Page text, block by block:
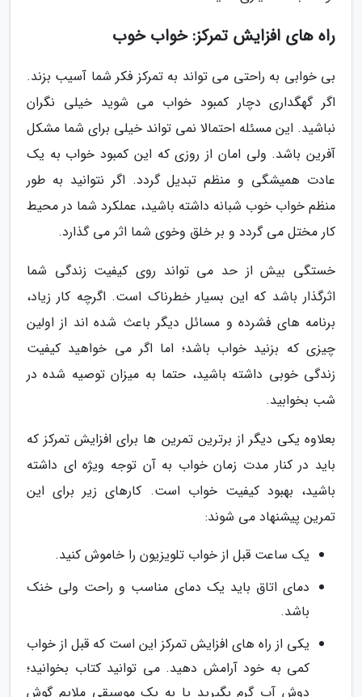
راه های افزایش تمرکز: خواب خوب
بی خوابی به راحتی می تواند به تمرکز فکر شما آسیب بزند.
اگر گهگداری دچار کمبود خواب می شوید خیلی نگران
نباشید. این مسئله احتمالا نمی تواند خیلی برای شما مشکل
آفرین باشد. ولی امان از روزی که این کمبود خواب به یک
عادت همیشگی و منظم تبدیل گردد. اگر نتوانید به طور
منظم خواب خوب شبانه داشته باشید، عملکرد شما در محیط
کار مختل می گردد و بر خلق وخوی شما اثر می گذارد.
خستگی بیش از حد می تواند روی کیفیت زندگی شما
اثرگذار باشد که این بسیار خطرناک است. اگرچه کار زیاد،
برنامه های فشرده و مسائل دیگر باعث شده اند از اولین
چیزی که بزنید خواب باشد؛ اما اگر می خواهید کیفیت
زندگی خوبی داشته باشید، حتما به میزان توصیه شده در
شب بخوابید.
بعلاوه یکی دیگر از برترین تمرین ها برای افزایش تمرکز که
باید در کنار مدت زمان خواب به آن توجه ویژه ای داشته
باشید، بهبود کیفیت خواب است. کارهای زیر برای این
تمرین پیشنهاد می شوند:
یک ساعت قبل از خواب تلویزیون را خاموش کنید.
دمای اتاق باید یک دمای مناسب و راحت ولی خنک
باشد.
یکی از راه های افزایش تمرکز این است که قبل از خواب
کمی به خود آرامش دهید. می توانید کتاب بخوانید؛
دوش آب گرم بگیرید یا به یک موسیقی ملایم گوش